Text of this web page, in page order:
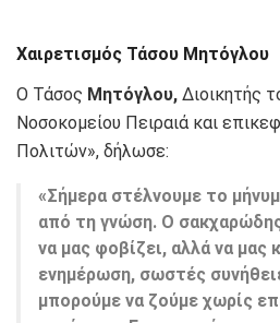
Χαιρετισμός Τάσου Μητόγλου
Ο Τάσος Μητόγλου, Διοικητής
Νοσοκομείου Πειραιά και
Πολιτών», δήλωσε:
«Σήμερα στέλνουμε το
από τη γνώση. Ο
να μας φοβίζει, αλλά να μας
ενημέρωση, σωστές
μπορούμε να ζούμε χωρίς